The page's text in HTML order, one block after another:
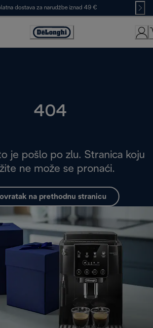
dostava za narudžbe iznad 49 €
Accessibility
Statement
404
je pošlo po zlu. Stranica koju
ne može se pronaći.
na prethodnu stranicu